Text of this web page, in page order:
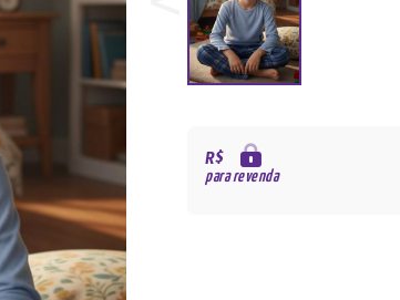
R$
para revenda